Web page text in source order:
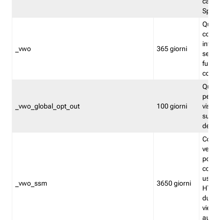
Split
_vwo 365 giorni
_vwo_global_opt_out 100 giorni
su
_vwo_ssm 3650 giorni
viene